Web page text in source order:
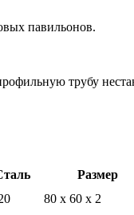
павильонов.
трубу
Размер
80 x 60 x 2